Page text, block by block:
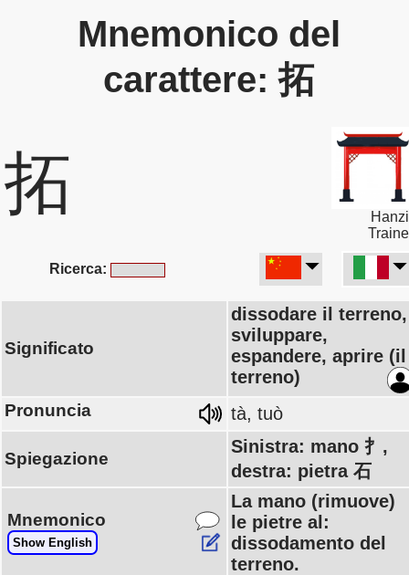
Mnemonico del
carattere: 拓
拓
Ricerca:
Significato
dissodare il terreno,
sviluppare,
espandere, aprire (il
terreno)
Pronuncia tà, tuò
Spiegazione
Sinistra: mano 扌,
destra: pietra 石
Mnemonico
Show English
La mano (rimuove)
le pietre al:
dissodamento del
terreno.